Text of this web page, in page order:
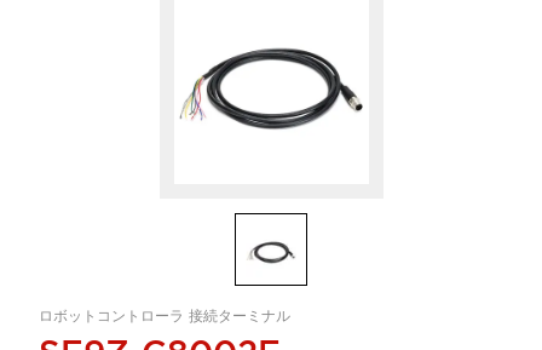
ロボットコントローラ 接続ターミナル